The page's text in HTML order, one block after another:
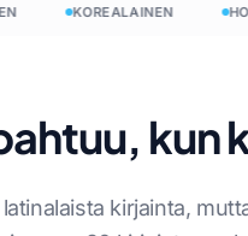
Hmong
KOREALAINEN
kun
kirjainta,